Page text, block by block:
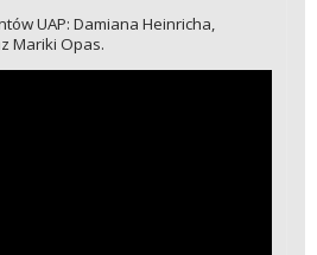
UAP: Damiana Heinricha,
Mariki Opas.